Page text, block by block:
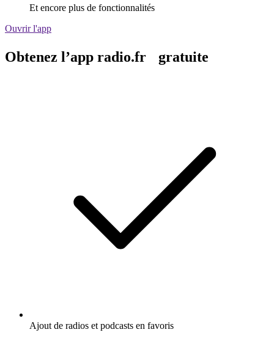
Et encore plus de fonctionnalités
Ouvrir l'app
Obtenez l’app radio.fr gratuite
Ajout de radios et podcasts en favoris